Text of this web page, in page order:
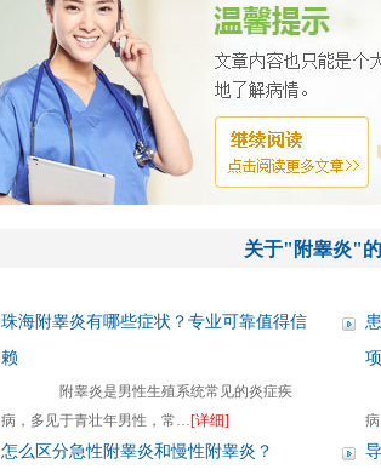
关于"附睾炎"
珠海附睾炎有哪些症状？专业可靠值得信
赖
附睾炎是男性生殖系统常见的炎症疾
病，多见于青壮年男性，常…[详细]
怎么区分急性附睾炎和慢性附睾炎？